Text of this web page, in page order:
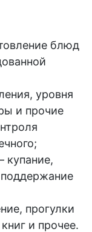
блюд
уровня
и прочие
;
купание,
прогулки
и прочее.